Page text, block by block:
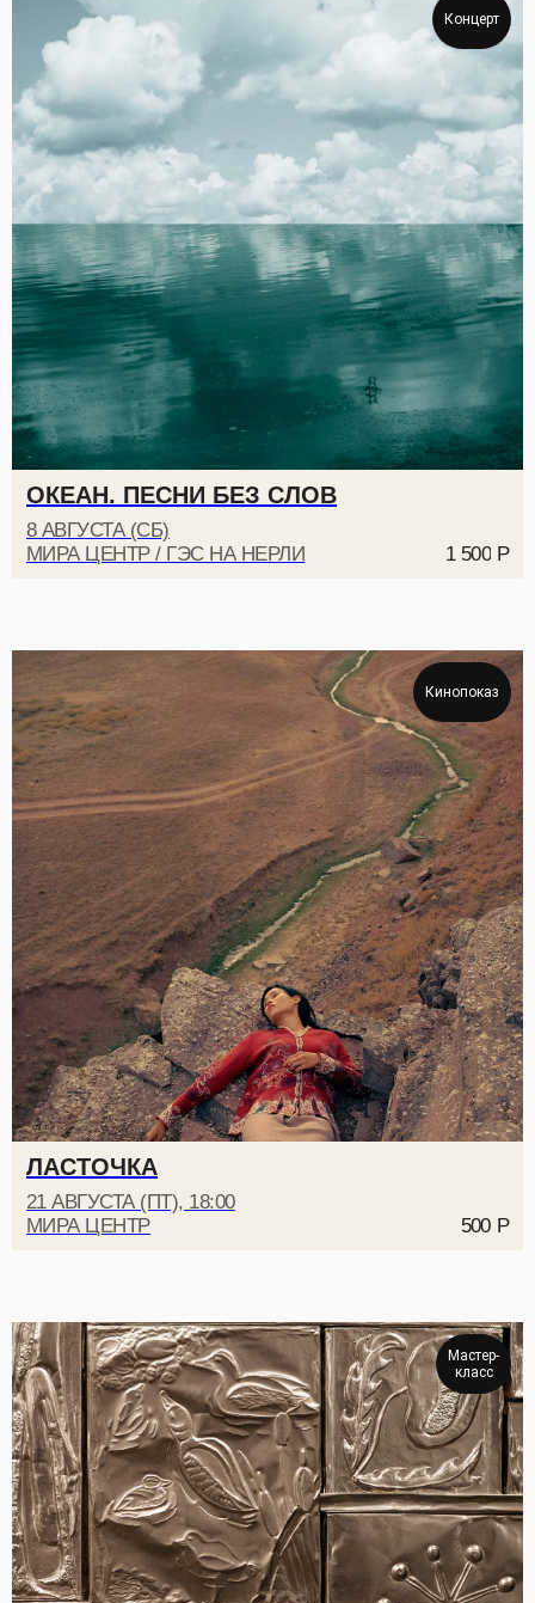
Концерт
ОКЕАН. ПЕСНИ БЕЗ СЛОВ
8 АВГУСТА (СБ)
МИРА ЦЕНТР / ГЭС НА НЕРЛИ
1 500 Р
Кинопоказ
ЛАСТОЧКА
21 АВГУСТА (ПТ), 18:00
МИРА ЦЕНТР
500 Р
Мастер-
класс